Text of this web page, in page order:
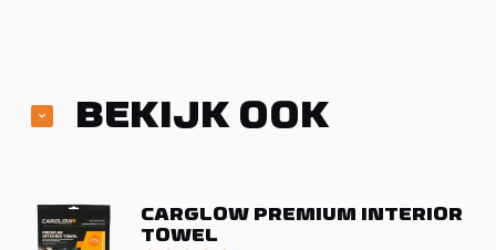
BEKIJK OOK
CARGLOW PREMIUM INTERIOR
TOWEL